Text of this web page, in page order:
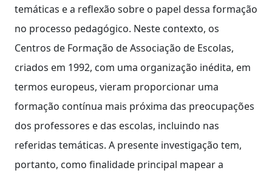
temáticas e a reflexão sobre o papel dessa formação
no processo pedagógico. Neste contexto, os
Centros de Formação de Associação de Escolas,
criados em 1992, com uma organização inédita, em
termos europeus, vieram proporcionar uma
formação contínua mais próxima das preocupações
dos professores e das escolas, incluindo nas
referidas temáticas. A presente investigação tem,
portanto, como finalidade principal mapear a